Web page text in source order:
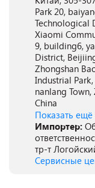
Park 20,
Technological
Xiaomi
9, building6,
District,
Zhongshan
Industrial
nanlang Town,
China
Показать ещё
Импортер:
тр-т
Сервисные